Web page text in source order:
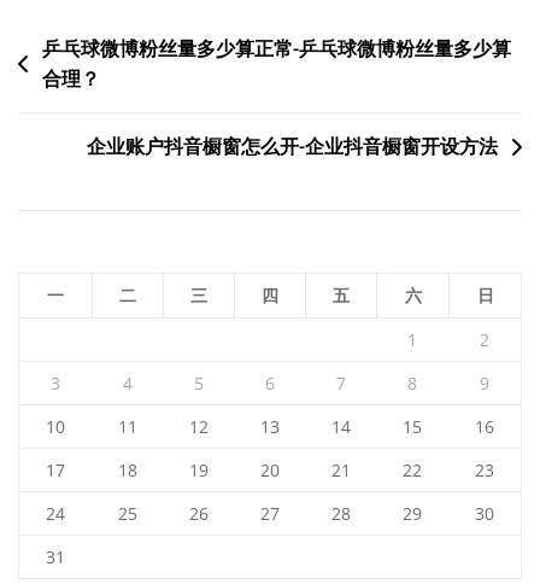
文
章
乒乓球微博粉丝量多少算正常-乒乓球微博粉丝量多少算
合理？
企业账户抖音橱窗怎么开-企业抖音橱窗开设方法
一 二 三 四 五 六
日
1
2
3
4 5 6 7 8
9
10
11 12 13 14 15
16
17
18 19 20 21 22
23
24
25 26 27 28 29
30
31